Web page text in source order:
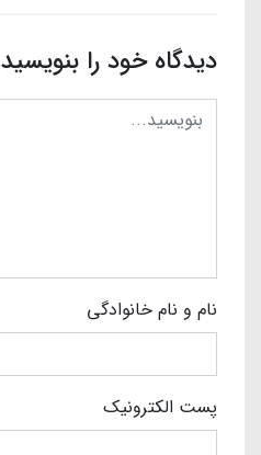
دیدگاه خود را بنویسید
نام و نام خانوادگی
پست الکترونیک